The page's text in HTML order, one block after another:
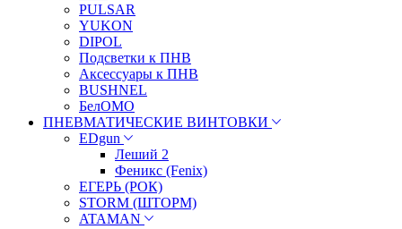
PULSAR
YUKON
DIPOL
Подсветки к ПНВ
Аксессуары к ПНВ
BUSHNEL
БелОМО
ПНЕВМАТИЧЕСКИЕ ВИНТОВКИ
EDgun
Леший 2
Феникс (Fenix)
ЕГЕРЬ (РОК)
STORM (ШТОРМ)
ATAMAN